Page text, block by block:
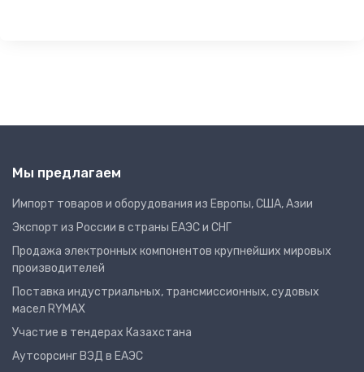
Мы предлагаем
Импорт товаров и оборудования из Европы, США, Азии
Экспорт из России в страны ЕАЭС и СНГ
Продажа электронных компонентов крупнейших мировых
производителей
Поставка индустриальных, трансмиссионных, судовых
масел RYMAX
Участие в тендерах Казахстана
Аутсорсинг ВЭД в ЕАЭС